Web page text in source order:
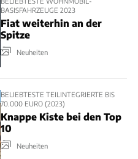
BASISFAHRZEUGE 2023
Fiat weiterhin an der
Spitze
Neuheiten
BELIEBTESTE TEILINTEGRIERTE BIS
70.000 EURO (2023)
Knappe Kiste bei den Top
10
Neuheiten